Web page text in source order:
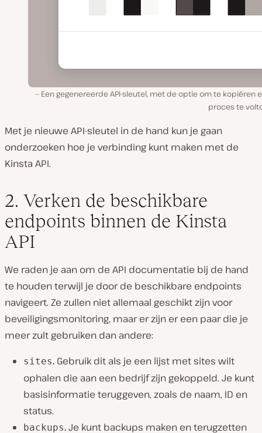
Een gegenereerde API-sleutel, met de optie om te kopiëren
proces te
Met je nieuwe API-sleutel in de hand kun je gaan
onderzoeken hoe je verbinding kunt maken met de
Kinsta API.
2. Verken de beschikbare
endpoints binnen de Kinsta
API
We raden je aan om de API documentatie bij de hand
te houden terwijl je door de beschikbare endpoints
navigeert. Ze zullen niet allemaal geschikt zijn voor
beveiligingsmonitoring, maar er zijn er een paar die je
meer zult gebruiken dan andere:
sites. Gebruik dit als je een lijst met sites wilt
ophalen die aan een bedrijf zijn gekoppeld. Je kunt
basisinformatie teruggeven, zoals de naam, ID en
status.
backups.Je kunt backups maken en terugzetten